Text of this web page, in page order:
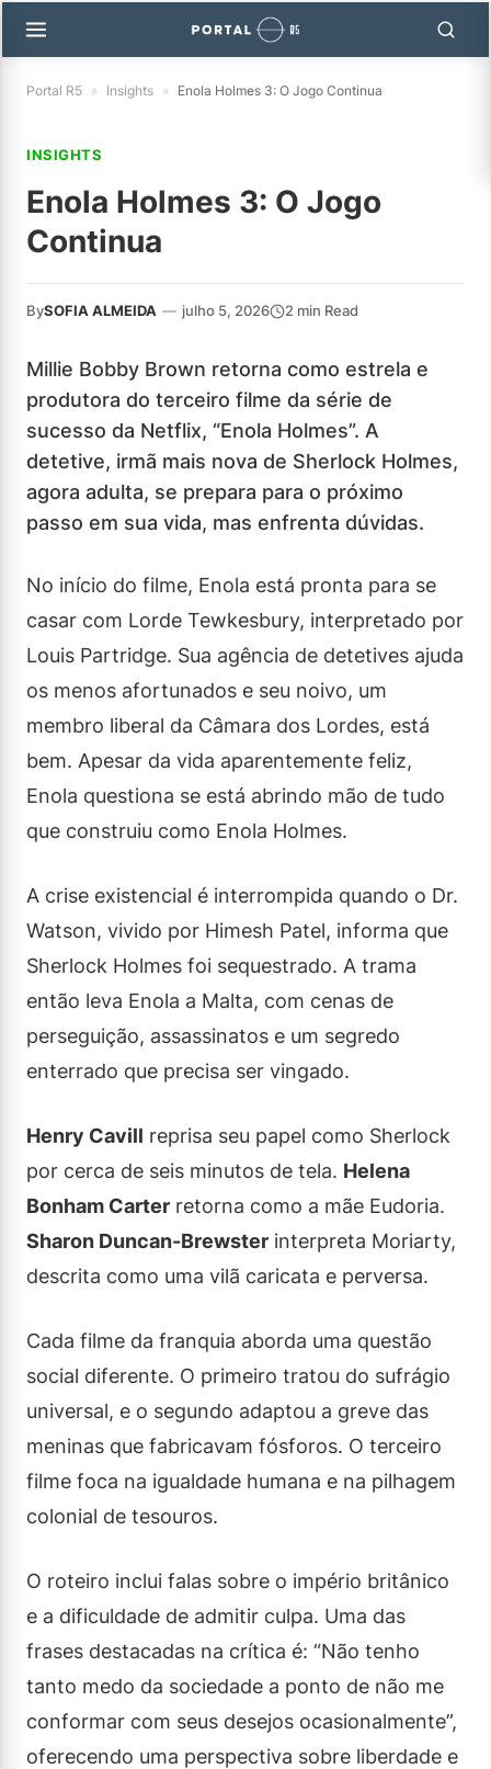
Portal R5 » Insights » Enola Holmes 3: O Jogo Continua
INSIGHTS
Enola Holmes 3: O Jogo
Continua
BySOFIA ALMEIDA — julho 5, 2026 2 min Read
Millie Bobby Brown retorna como estrela e
produtora do terceiro filme da série de
sucesso da Netflix, “Enola Holmes”. A
detetive, irmã mais nova de Sherlock Holmes,
agora adulta, se prepara para o próximo
passo em sua vida, mas enfrenta dúvidas.
No início do filme, Enola está pronta para se
casar com Lorde Tewkesbury, interpretado por
Louis Partridge. Sua agência de detetives ajuda
os menos afortunados e seu noivo, um
membro liberal da Câmara dos Lordes, está
bem. Apesar da vida aparentemente feliz,
Enola questiona se está abrindo mão de tudo
que construiu como Enola Holmes.
A crise existencial é interrompida quando o Dr.
Watson, vivido por Himesh Patel, informa que
Sherlock Holmes foi sequestrado. A trama
então leva Enola a Malta, com cenas de
perseguição, assassinatos e um segredo
enterrado que precisa ser vingado.
Henry Cavill reprisa seu papel como Sherlock
por cerca de seis minutos de tela. Helena
Bonham Carter retorna como a mãe Eudoria.
Sharon Duncan-Brewster interpreta Moriarty,
descrita como uma vilã caricata e perversa.
Cada filme da franquia aborda uma questão
social diferente. O primeiro tratou do sufrágio
universal, e o segundo adaptou a greve das
meninas que fabricavam fósforos. O terceiro
filme foca na igualdade humana e na pilhagem
colonial de tesouros.
O roteiro inclui falas sobre o império britânico
e a dificuldade de admitir culpa. Uma das
frases destacadas na crítica é: “Não tenho
tanto medo da sociedade a ponto de não me
conformar com seus desejos ocasionalmente”,
oferecendo uma perspectiva sobre liberdade e